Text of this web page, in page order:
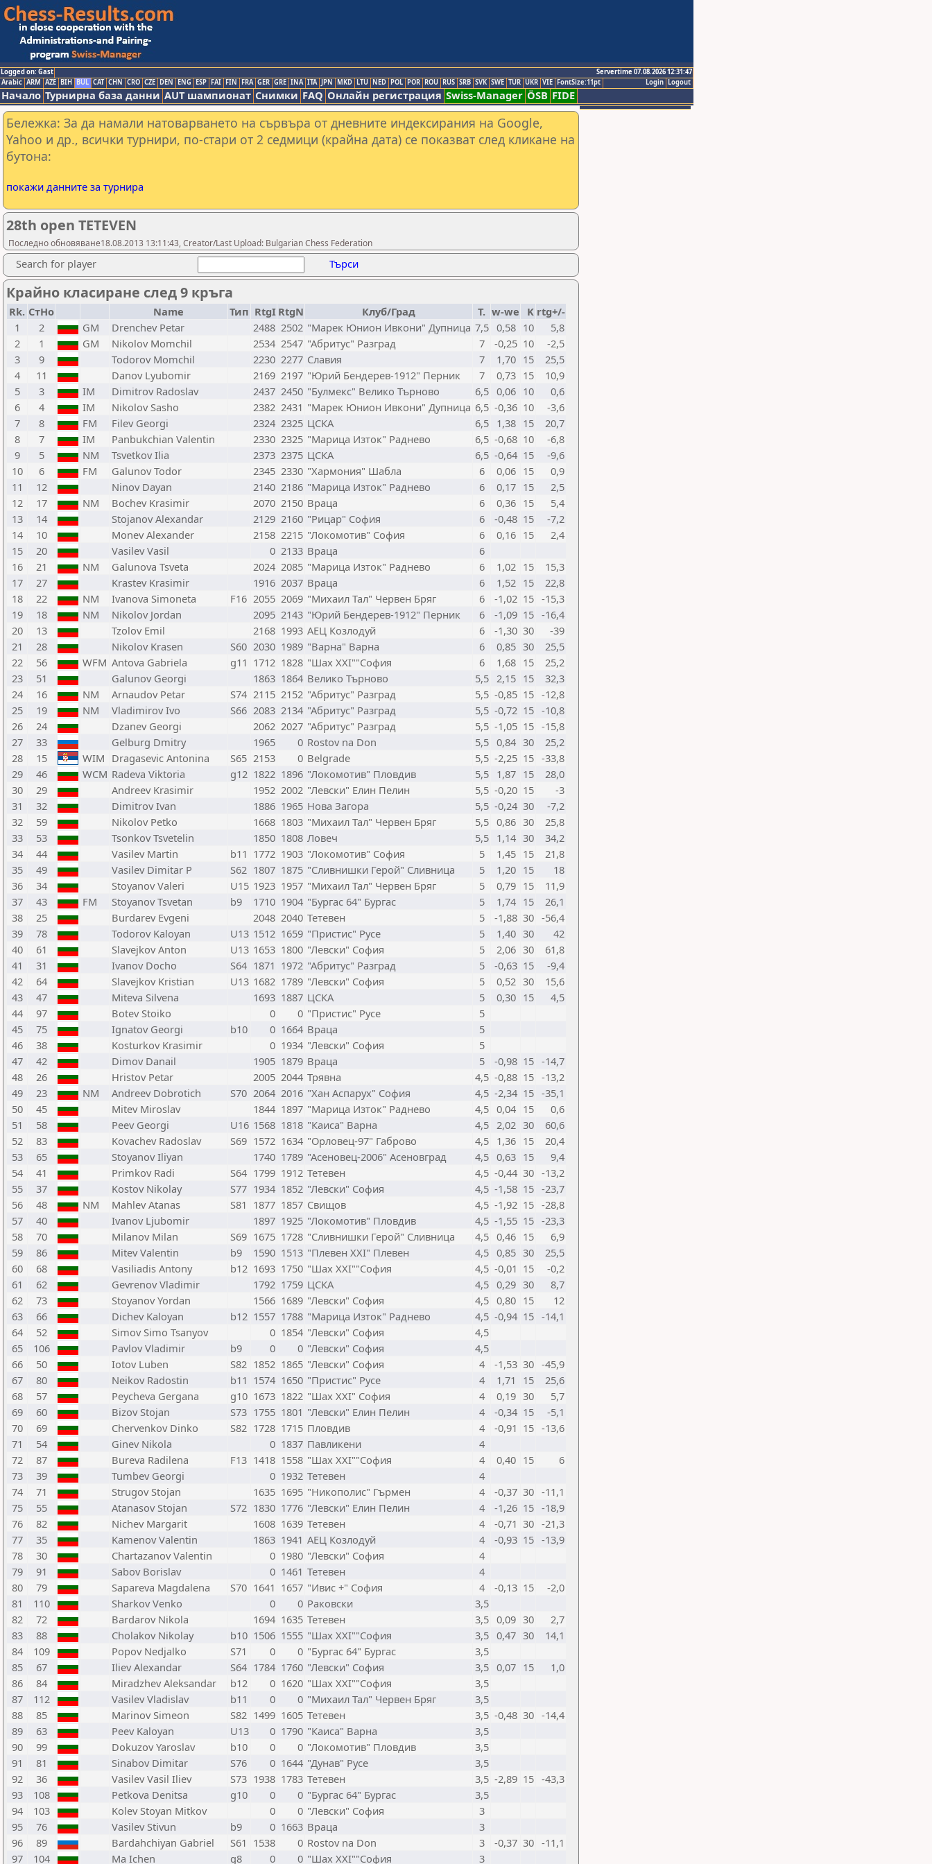
Logged on: Gast
Servertime 07.08.2026 12:31:47
Logout
Login
Arabic ARM AZE BIH BUL CAT CHN CRO CZE DEN ENG ESP FAI FIN FRA GER GRE INA ITA JPN MKD LTU NED POL POR ROU RUS SRB SVK SWE TUR UKR VIE FontSize:11pt
Начало Турнирна база данни AUT шампионат Снимки FAQ Онлайн регистрация Swiss-Manager ÖSB FIDE
Бележка: За да намали натоварването на сървъра от дневните индексирания на Google,
Yahoo и др., всички турнири, по-стари от 2 седмици (крайна дата) се показват след кликане на
бутона:
покажи данните за турнира
28th open TETEVEN
Последно обновяване18.08.2013 13:11:43, Creator/Last Upload: Bulgarian Chess Federation
Search for player Търси
Крайно класиране след 9 кръга
Rk. СтНо Name Тип RtgI RtgN Клуб/Град Т. w-we K rtg+/-
1
2 GM Drenchev Petar 2488 2502 "Марек Юнион Ивкони" Дупница 7,5 0,58 10
5,8
2
1 GM Nikolov Momchil 2534 2547 "Абритус" Разград 7 -0,25 10
-2,5
3
9 Todorov Momchil 2230 2277 Славия 7 1,70 15
25,5
4
11 Danov Lyubomir 2169 2197 "Юрий Бендерев-1912" Перник 7 0,73 15
10,9
5
3 IM Dimitrov Radoslav 2437 2450 "Булмекс" Велико Търново 6,5 0,06 10
0,6
6
4 IM Nikolov Sasho 2382 2431 "Марек Юнион Ивкони" Дупница 6,5 -0,36 10
-3,6
7
8 FM Filev Georgi 2324 2325 ЦСКА 6,5 1,38 15
20,7
8
7 IM Panbukchian Valentin 2330 2325 "Марица Изток" Раднево 6,5 -0,68 10
-6,8
9
5 NM Tsvetkov Ilia 2373 2375 ЦСКА 6,5 -0,64 15
-9,6
10
6 FM Galunov Todor 2345 2330 "Хармония" Шабла 6 0,06 15
0,9
11
12 Ninov Dayan 2140 2186 "Марица Изток" Раднево 6 0,17 15
2,5
12
17 NM Bochev Krasimir 2070 2150 Враца 6 0,36 15
5,4
13
14 Stojanov Alexandar 2129 2160 "Рицар" София 6 -0,48 15
-7,2
14
10 Monev Alexander 2158 2215 "Локомотив" София 6 0,16 15
2,4
15
20 Vasilev Vasil 0 2133 Враца
6
16
21 NM Galunova Tsveta 2024 2085 "Марица Изток" Раднево 6 1,02 15
15,3
17
27 Krastev Krasimir 1916 2037 Враца 6 1,52 15
22,8
18
22 NM Ivanova Simoneta F16 2055 2069 "Михаил Тал" Червен Бряг 6 -1,02 15 -15,3
19
18 NM Nikolov Jordan 2095 2143 "Юрий Бендерев-1912" Перник 6 -1,09 15 -16,4
20
13 Tzolov Emil 2168 1993 АЕЦ Козлодуй 6 -1,30 30
-39
21
28 Nikolov Krasen S60 2030 1989 "Варна" Варна 6 0,85 30
25,5
22
56 WFM Antova Gabriela g11 1712 1828 "Шах XXI""София 6 1,68 15
25,2
23
51 Galunov Georgi 1863 1864 Велико Търново 5,5 2,15 15
32,3
24
16 NM Arnaudov Petar S74 2115 2152 "Абритус" Разград 5,5 -0,85 15 -12,8
25
19 NM Vladimirov Ivo S66 2083 2134 "Абритус" Разград 5,5 -0,72 15 -10,8
26
24 Dzanev Georgi 2062 2027 "Абритус" Разград 5,5 -1,05 15 -15,8
27
33 Gelburg Dmitry 1965 0 Rostov na Don 5,5 0,84 30
25,2
28
15 WIM Dragasevic Antonina S65 2153 0 Belgrade 5,5 -2,25 15 -33,8
29
46 WCM Radeva Viktoria g12 1822 1896 "Локомотив" Пловдив 5,5 1,87 15
28,0
30
29 Andreev Krasimir 1952 2002 "Левски" Елин Пелин 5,5 -0,20 15
-3
31
32 Dimitrov Ivan 1886 1965 Нова Загора 5,5 -0,24 30
-7,2
32
59 Nikolov Petko 1668 1803 "Михаил Тал" Червен Бряг 5,5 0,86 30
25,8
33
53 Tsonkov Tsvetelin 1850 1808 Ловеч 5,5 1,14 30
34,2
34
44 Vasilev Martin b11 1772 1903 "Локомотив" София 5 1,45 15
21,8
35
49 Vasilev Dimitar P S62 1807 1875 "Сливнишки Герой" Сливница 5 1,20 15
18
36
34 Stoyanov Valeri U15 1923 1957 "Михаил Тал" Червен Бряг 5 0,79 15
11,9
37
43 FM Stoyanov Tsvetan b9 1710 1904 "Бургас 64" Бургас 5 1,74 15
26,1
38
25 Burdarev Evgeni 2048 2040 Тетевен 5 -1,88 30 -56,4
39
78 Todorov Kaloyan U13 1512 1659 "Пристис" Русе 5 1,40 30
42
40
61 Slavejkov Anton U13 1653 1800 "Левски" София 5 2,06 30
61,8
41
31 Ivanov Docho S64 1871 1972 "Абритус" Разград 5 -0,63 15
-9,4
42
64 Slavejkov Kristian U13 1682 1789 "Левски" София 5 0,52 30
15,6
43
47 Miteva Silvena 1693 1887 ЦСКА 5 0,30 15
4,5
44
97 Botev Stoiko 0 0 "Пристис" Русе
5
45
75 Ignatov Georgi b10 0 1664 Враца
5
46
38 Kosturkov Krasimir 0 1934 "Левски" София
5
47
42 Dimov Danail 1905 1879 Враца 5 -0,98 15 -14,7
48
26 Hristov Petar 2005 2044 Трявна 4,5 -0,88 15 -13,2
49
23 NM Andreev Dobrotich S70 2064 2016 "Хан Аспарух" София 4,5 -2,34 15 -35,1
50
45 Mitev Miroslav 1844 1897 "Марица Изток" Раднево 4,5 0,04 15
0,6
51
58 Peev Georgi U16 1568 1818 "Каиса" Варна 4,5 2,02 30
60,6
52
83 Kovachev Radoslav S69 1572 1634 "Орловец-97" Габрово 4,5 1,36 15
20,4
53
65 Stoyanov Iliyan 1740 1789 "Асеновец-2006" Асеновград 4,5 0,63 15
9,4
54
41 Primkov Radi S64 1799 1912 Тетевен 4,5 -0,44 30 -13,2
55
37 Kostov Nikolay S77 1934 1852 "Левски" София 4,5 -1,58 15 -23,7
56
48 NM Mahlev Atanas S81 1877 1857 Свищов 4,5 -1,92 15 -28,8
57
40 Ivanov Ljubomir 1897 1925 "Локомотив" Пловдив 4,5 -1,55 15 -23,3
58
70 Milanov Milan S69 1675 1728 "Сливнишки Герой" Сливница 4,5 0,46 15
6,9
59
86 Mitev Valentin b9 1590 1513 "Плевен XXI" Плевен 4,5 0,85 30
25,5
60
68 Vasiliadis Antony b12 1693 1750 "Шах XXI""София 4,5 -0,01 15
-0,2
61
62 Gevrenov Vladimir 1792 1759 ЦСКА 4,5 0,29 30
8,7
62
73 Stoyanov Yordan 1566 1689 "Левски" София 4,5 0,80 15
12
63
66 Dichev Kaloyan b12 1557 1788 "Марица Изток" Раднево 4,5 -0,94 15 -14,1
64
52 Simov Simo Tsanyov 0 1854 "Левски" София
4,5
65
106 Pavlov Vladimir b9 0 0 "Левски" София
4,5
66
50 Iotov Luben S82 1852 1865 "Левски" София 4 -1,53 30 -45,9
67
80 Neikov Radostin b11 1574 1650 "Пристис" Русе 4 1,71 15
25,6
68
57 Peycheva Gergana g10 1673 1822 "Шах XXI" София 4 0,19 30
5,7
69
60 Bizov Stojan S73 1755 1801 "Левски" Елин Пелин 4 -0,34 15
-5,1
70
69 Chervenkov Dinko S82 1728 1715 Пловдив 4 -0,91 15 -13,6
71
54 Ginev Nikola 0 1837 Павликени
4
72
87 Bureva Radilena F13 1418 1558 "Шах XXI""София 4 0,40 15
6
73
39 Tumbev Georgi 0 1932 Тетевен
4
74
71 Strugov Stojan 1635 1695 "Никополис" Гърмен 4 -0,37 30 -11,1
75
55 Atanasov Stojan S72 1830 1776 "Левски" Елин Пелин 4 -1,26 15 -18,9
76
82 Nichev Margarit 1608 1639 Тетевен 4 -0,71 30 -21,3
77
35 Kamenov Valentin 1863 1941 АЕЦ Козлодуй 4 -0,93 15 -13,9
78
30 Chartazanov Valentin 0 1980 "Левски" София
4
79
91 Sabov Borislav 0 1461 Тетевен
4
80
79 Sapareva Magdalena S70 1641 1657 "Ивис +" София 4 -0,13 15
-2,0
81
110 Sharkov Venko 0 0 Раковски
3,5
82
72 Bardarov Nikola 1694 1635 Тетевен 3,5 0,09 30
2,7
83
88 Cholakov Nikolay b10 1506 1555 "Шах XXI""София 3,5 0,47 30
14,1
84
109 Popov Nedjalko S71 0 0 "Бургас 64" Бургас
3,5
85
67 Iliev Alexandar S64 1784 1760 "Левски" София 3,5 0,07 15
1,0
86
84 Miradzhev Aleksandar b12 0 1620 "Шах XXI""София
3,5
87
112 Vasilev Vladislav b11 0 0 "Михаил Тал" Червен Бряг
3,5
88
85 Marinov Simeon S82 1499 1605 Тетевен 3,5 -0,48 30 -14,4
89
63 Peev Kaloyan U13 0 1790 "Каиса" Варна
3,5
90
99 Dokuzov Yaroslav b10 0 0 "Локомотив" Пловдив
3,5
91
81 Sinabov Dimitar S76 0 1644 "Дунав" Русе
3,5
92
36 Vasilev Vasil Iliev S73 1938 1783 Тетевен 3,5 -2,89 15 -43,3
93
108 Petkova Denitsa g10 0 0 "Бургас 64" Бургас
3,5
94
103 Kolev Stoyan Mitkov 0 0 "Левски" София
3
95
76 Vasilev Stivun b9 0 1663 Враца
3
96
89 Bardahchiyan Gabriel S61 1538 0 Rostov na Don 3 -0,37 30 -11,1
97
104 Ma Ichen g8 0 0 "Шах XXI""София 3